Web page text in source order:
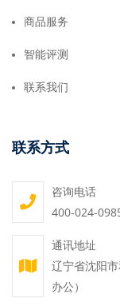
商品服务
智能评测
联系我们
联系方式
咨询电话
400-024-
通讯地址
辽宁省沈阳
办公）